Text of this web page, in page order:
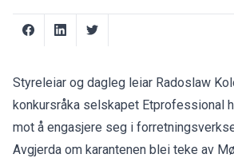
Styreleiar og dagleg leiar Radoslaw
konkursråka selskapet Etprofessional
mot å engasjere seg i
Avgjerda om karantenen blei teke av